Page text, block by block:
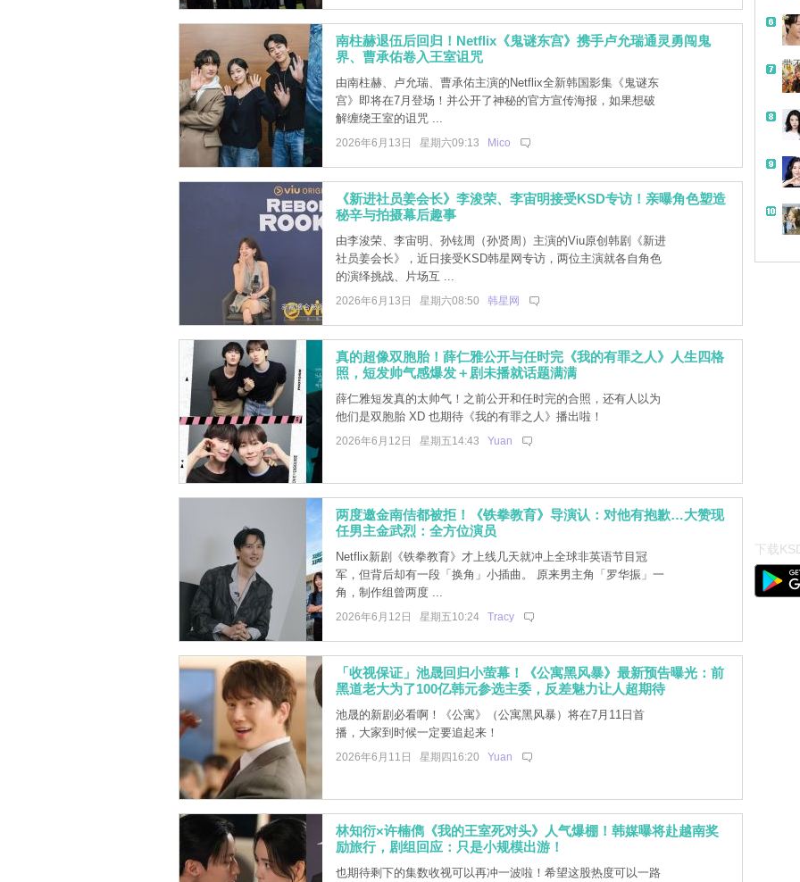
南柱赫退伍后回归！Netflix《鬼谜东宫》携手卢允瑞通灵勇闯鬼
界、曹承佑卷入王室诅咒
由南柱赫、卢允瑞、曹承佑主演的Netflix全新韩国影集《鬼谜东
宫》即将在7月登场！并公开了神秘的官方宣传海报，如果想破
解缠绕王室的诅咒 ...
2026年6月13日 星期六09:13 Mico
《新进社员姜会长》李浚荣、李宙明接受KSD专访！亲曝角色塑造
秘辛与拍摄幕后趣事
由李浚荣、李宙明、孙铉周（孙贤周）主演的Viu原创韩剧《新进
社员姜会长》，近日接受KSD韩星网专访，两位主演就各自角色
的演绎挑战、片场互 ...
2026年6月13日 星期六08:50 韩星网
真的超像双胞胎！薛仁雅公开与任时完《我的有罪之人》人生四格
照，短发帅气感爆发＋剧未播就话题满满
薛仁雅短发真的太帅气！之前公开和任时完的合照，还有人以为
他们是双胞胎 XD 也期待《我的有罪之人》播出啦！
2026年6月12日 星期五14:43 Yuan
两度邀金南佶都被拒！《铁拳教育》导演认：对他有抱歉…大赞现
任男主金武烈：全方位演员
Netflix新剧《铁拳教育》才上线几天就冲上全球非英语节目冠
军，但背后却有一段「换角」小插曲。 原来男主角「罗华振」一
角，制作组曾两度 ...
2026年6月12日 星期五10:24 Tracy
「收视保证」池晟回归小萤幕！《公寓黑风暴》最新预告曝光：前
黑道老大为了100亿韩元参选主委，反差魅力让人超期待
池晟的新剧必看啊！《公寓》（公寓黑风暴）将在7月11日首
播，大家到时候一定要追起来！
2026年6月11日 星期四16:20 Yuan
林知衍×许楠儁《我的王室死对头》人气爆棚！韩媒曝将赴越南奖
励旅行，剧组回应：只是小规模出游！
也期待剩下的集数收视可以再冲一波啦！希望这股热度可以一路
带
下载